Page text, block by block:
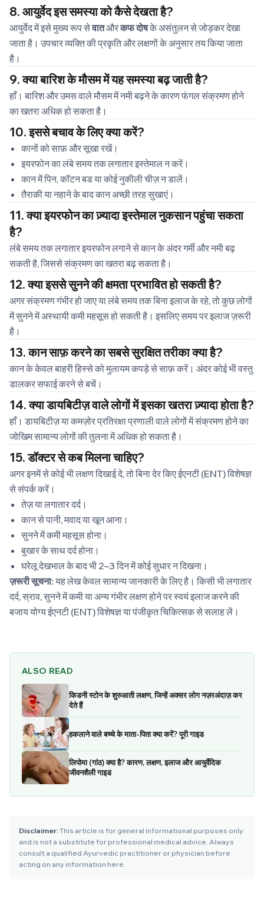
8. आयुर्वेद इस समस्या को कैसे देखता है?
आयुर्वेद में इसे मुख्य रूप सेवातऔरकफ दोषके असंतुलन से जोड़कर देखा
जाता है। उपचार व्यक्ति की प्रकृति और लक्षणों के अनुसार तय किया जाता
है।
9. क्या बारिश के मौसम में यह समस्या बढ़ जाती है?
हाँ। बारिश और उमस वाले मौसम में नमी बढ़ने के कारण फंगल संक्रमण होने
का खतरा अधिक हो सकता है।
10. इससे बचाव के लिए क्या करें?
कानों को साफ़ और सूखा रखें।
इयरफोन का लंबे समय तक लगातार इस्तेमाल न करें।
कान में पिन, कॉटन बड या कोई नुकीली चीज़ न डालें।
तैराकी या नहाने के बाद कान अच्छी तरह सुखाएं।
11. क्या इयरफोन का ज़्यादा इस्तेमाल नुकसान पहुंचा सकता
है?
लंबे समय तक लगातार इयरफोन लगाने से कान के अंदर गर्मी और नमी बढ़
सकती है, जिससे संक्रमण का खतरा बढ़ सकता है।
12. क्या इससे सुनने की क्षमता प्रभावित हो सकती है?
अगर संक्रमण गंभीर हो जाए या लंबे समय तक बिना इलाज के रहे, तो कुछ लोगों
में सुनने में अस्थायी कमी महसूस हो सकती है। इसलिए समय पर इलाज ज़रूरी
है।
13. कान साफ़ करने का सबसे सुरक्षित तरीका क्या है?
कान के केवल बाहरी हिस्से को मुलायम कपड़े से साफ़ करें। अंदर कोई भी वस्तु
डालकर सफाई करने से बचें।
14. क्या डायबिटीज़ वाले लोगों में इसका खतरा ज़्यादा होता है?
हाँ। डायबिटीज़ या कमज़ोर प्रतिरक्षा प्रणाली वाले लोगों में संक्रमण होने का
जोखिम सामान्य लोगों की तुलना में अधिक हो सकता है।
15. डॉक्टर से कब मिलना चाहिए?
अगर इनमें से कोई भी लक्षण दिखाई दे, तो बिना देर किए ईएनटी (ENT) विशेषज्ञ
से संपर्क करें।
तेज़ या लगातार दर्द।
कान से पानी, मवाद या खून आना।
सुनने में कमी महसूस होना।
बुखार के साथ दर्द होना।
घरेलू देखभाल के बाद भी 2–3 दिन में कोई सुधार न दिखना।
ज़रूरी सूचना: यह लेख केवल सामान्य जानकारी के लिए है। किसी भी लगातार
दर्द, स्राव, सुनने में कमी या अन्य गंभीर लक्षण होने पर स्वयं इलाज करने की
बजाय योग्य ईएनटी (ENT) विशेषज्ञ या पंजीकृत चिकित्सक से सलाह लें।
ALSO READ
किडनी स्टोन के शुरुआती लक्षण, जिन्हें अक्सर लोग नज़रअंदाज़ कर
देते हैं
हकलाने वाले बच्चे के माता-पिता क्या करें? पूरी गाइड
लिपोमा (गांठ) क्या है? कारण, लक्षण, इलाज और आयुर्वेदिक
जीवनशैली गाइड
Disclaimer:This article is for general informational purposes only
and is not a substitute for professional medical advice. Always
consult a qualified Ayurvedic practitioner or physician before
acting on any information here.